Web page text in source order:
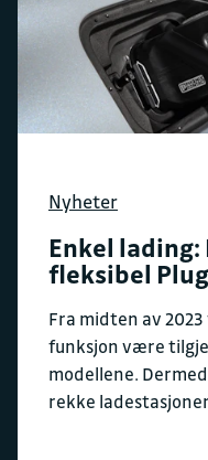
Nyheter
Enkel lading:
fleksibel
Fra midten av
funksjon være
modellene.
rekke